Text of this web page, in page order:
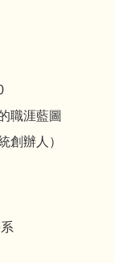
職涯藍圖
創辦人）